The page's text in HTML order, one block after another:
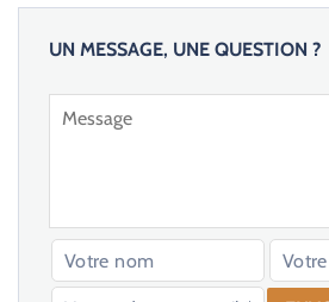
UN MESSAGE, UNE QUESTION ?